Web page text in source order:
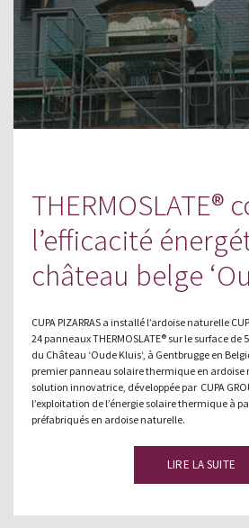
THERMOSLATE®
l’efficacité
château belge
CUPA PIZARRAS a installé l’ardoise naturelle
24 panneaux THERMOSLATE® sur le surface de
du Château ‘Oude Kluis‘, à Gentbrugge en
premier panneau solaire thermique en
solution innovatrice, développée par CUPA
l’exploitation de l’énergie solaire thermique à
préfabriqués en ardoise naturelle.
LIRE LA SUITE